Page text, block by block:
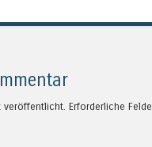
veröffentlicht. Erforderliche